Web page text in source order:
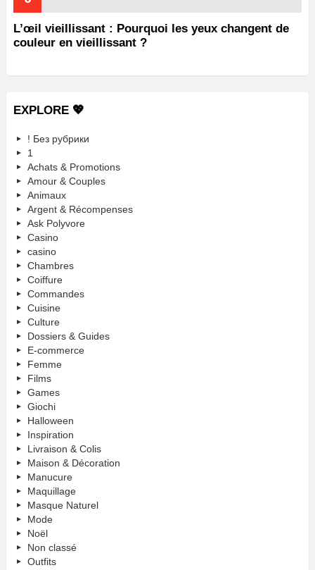
L’œil vieillissant : Pourquoi les yeux changent de
couleur en vieillissant ?
EXPLORE 💖
! Без рубрики
1
Achats & Promotions
Amour & Couples
Animaux
Argent & Récompenses
Ask Polyvore
Casino
casino
Chambres
Coiffure
Commandes
Cuisine
Culture
Dossiers & Guides
E-commerce
Femme
Films
Games
Giochi
Halloween
Inspiration
Livraison & Colis
Maison & Décoration
Manucure
Maquillage
Masque Naturel
Mode
Noël
Non classé
Outfits